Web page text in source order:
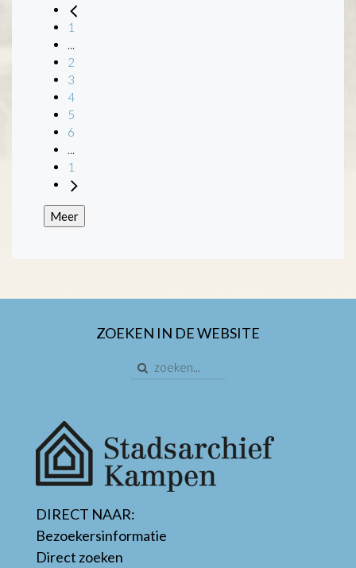
1
2
3
4
5
6
1
Meer
ZOEKEN IN DE WEBSITE
DIRECT NAAR:
Bezoekersinformatie
Direct zoeken